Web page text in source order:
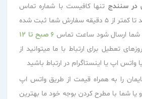
در سنندج تنها کافیست با شماره تماس
فوق تماس حاصل نمایید تا کمتر از 5 دقیقه سفارش شما ثبت شده
شما ارسال شود ساعت تماس
6 صبح تا 12
تعطیل برای ارتباط با ما میتوانید از
اپ یا اینستاگرام در ارتباط باشید
را به همراه قیمت از طریق واتس اپ
یا شما با مطرح کردن بوجه خود ما بهترین